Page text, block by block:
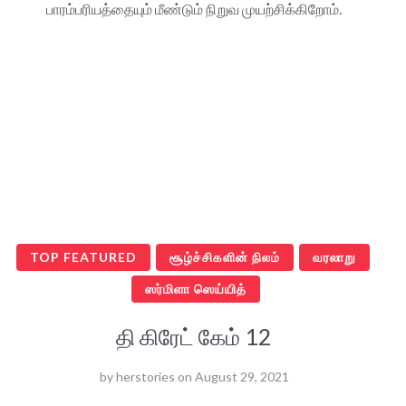
பாரம்பரியத்தையும் மீண்டும் நிறுவ முயற்சிக்கிறோம்.
TOP FEATURED சூழ்ச்சிகளின் நிலம் வரலாறு
ஸர்மிளா ஸெய்யித்
தி கிரேட் கேம் 12
byherstories on August 29, 2021